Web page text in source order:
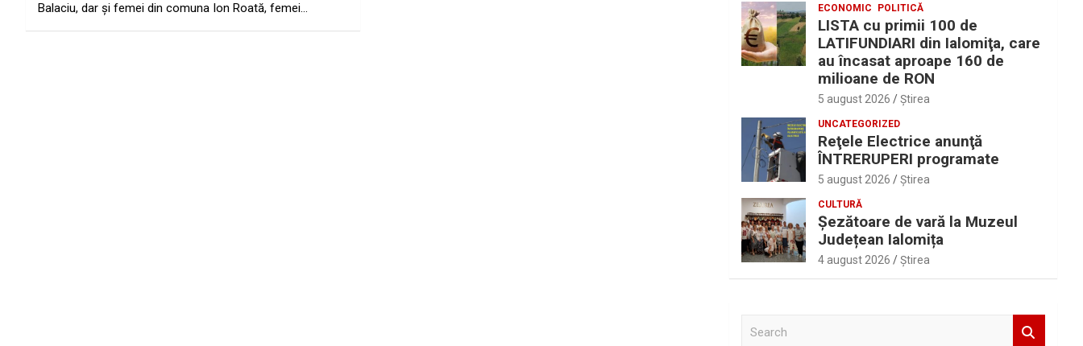
Balaciu, dar şi femei din comuna Ion Roată, femei…
ECONOMIC POLITICĂ
LISTA cu primii 100 de
LATIFUNDIARI din Ialomiţa, care
au încasat aproape 160 de
milioane de RON
5 august 2026 Ştirea
UNCATEGORIZED
Reţele Electrice anunţă
ÎNTRERUPERI programate
5 august 2026 Ştirea
CULTURĂ
Șezătoare de vară la Muzeul
Județean Ialomița
4 august 2026 Ştirea